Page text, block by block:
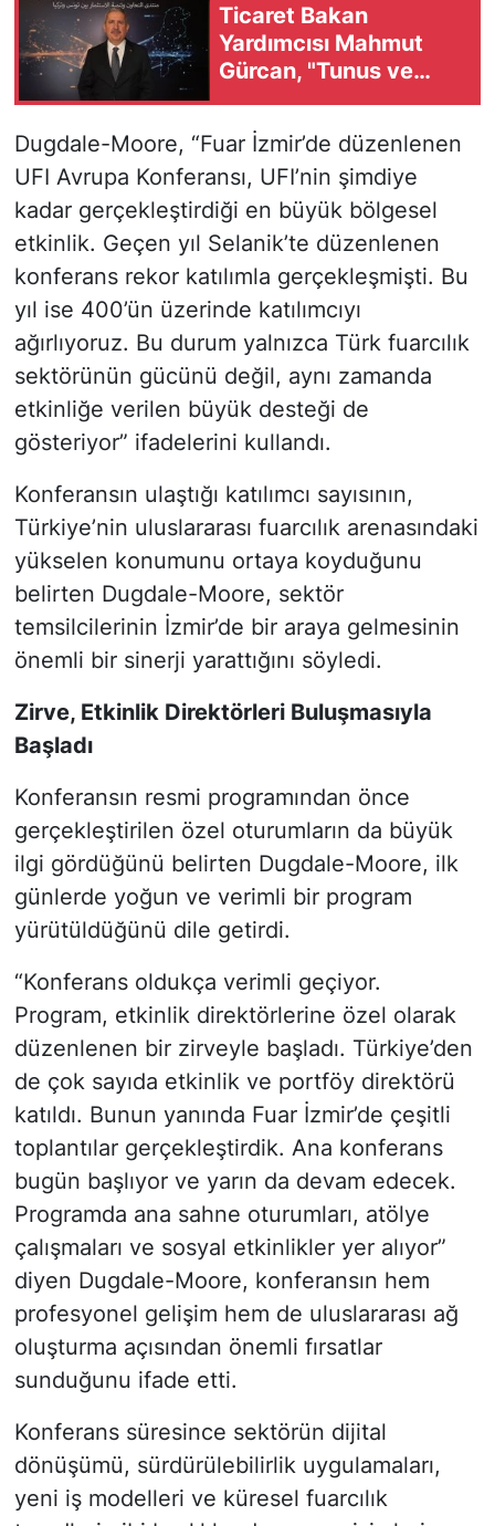
Ticaret Bakan
Yardımcısı Mahmut
Gürcan, "Tunus ve
ticaret hacmini üst
seviyeye çıkaracağız"
Dugdale-Moore, “Fuar İzmir’de düzenlenen
UFI Avrupa Konferansı, UFI’nin şimdiye
kadar gerçekleştirdiği en büyük bölgesel
etkinlik. Geçen yıl Selanik’te düzenlenen
konferans rekor katılımla gerçekleşmişti. Bu
yıl ise 400’ün üzerinde katılımcıyı
ağırlıyoruz. Bu durum yalnızca Türk fuarcılık
sektörünün gücünü değil, aynı zamanda
etkinliğe verilen büyük desteği de
gösteriyor” ifadelerini kullandı.
Konferansın ulaştığı katılımcı sayısının,
Türkiye’nin uluslararası fuarcılık arenasındaki
yükselen konumunu ortaya koyduğunu
belirten Dugdale-Moore, sektör
temsilcilerinin İzmir’de bir araya gelmesinin
önemli bir sinerji yarattığını söyledi.
Zirve, Etkinlik Direktörleri Buluşmasıyla
Başladı
Konferansın resmi programından önce
gerçekleştirilen özel oturumların da büyük
ilgi gördüğünü belirten Dugdale-Moore, ilk
günlerde yoğun ve verimli bir program
yürütüldüğünü dile getirdi.
“Konferans oldukça verimli geçiyor.
Program, etkinlik direktörlerine özel olarak
düzenlenen bir zirveyle başladı. Türkiye’den
de çok sayıda etkinlik ve portföy direktörü
katıldı. Bunun yanında Fuar İzmir’de çeşitli
toplantılar gerçekleştirdik. Ana konferans
bugün başlıyor ve yarın da devam edecek.
Programda ana sahne oturumları, atölye
çalışmaları ve sosyal etkinlikler yer alıyor”
diyen Dugdale-Moore, konferansın hem
profesyonel gelişim hem de uluslararası ağ
oluşturma açısından önemli fırsatlar
sunduğunu ifade etti.
Konferans süresince sektörün dijital
dönüşümü, sürdürülebilirlik uygulamaları,
yeni iş modelleri ve küresel fuarcılık